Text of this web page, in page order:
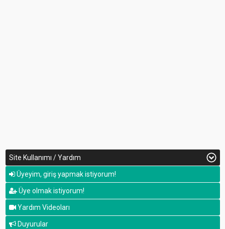
Site Kullanımı / Yardım
Üyeyim, giriş yapmak istiyorum!
Üye olmak istiyorum!
Yardım Videoları
Duyurular